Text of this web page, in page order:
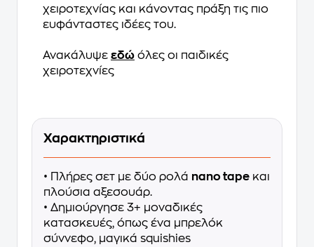
χειροτεχνίας και κάνοντας πράξη τις πιο
ευφάνταστες ιδέες του.
Ανακάλυψε εδώ όλες οι παιδικές
χειροτεχνίες
Χαρακτηριστικά
• Πλήρες σετ με δύο ρολά nano tape και
πλούσια αξεσουάρ.
• Δημιούργησε 3+ μοναδικές
κατασκευές, όπως ένα μπρελόκ
σύννεφο, μαγικά squishies